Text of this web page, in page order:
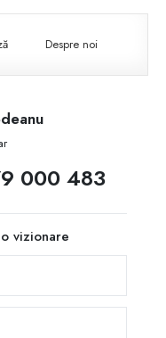
Despre noi
000 483
vizionare